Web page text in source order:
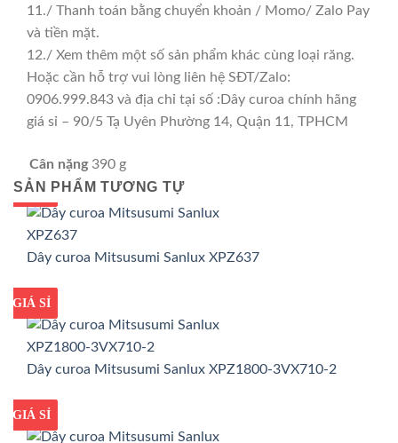
11./ Thanh toán bằng chuyển khoản / Momo/ Zalo Pay
và tiền mặt.
12./ Xem thêm một số sản phẩm khác cùng loại răng.
Hoặc cần hỗ trợ vui lòng liên hệ SĐT/Zalo:
0906.999.843 và địa chỉ tại số :Dây curoa chính hãng
giá sỉ – 90/5 Tạ Uyên Phường 14, Quận 11, TPHCM
Cân nặng 390 g
SẢN PHẨM TƯƠNG TỰ
GIÁ TỐT
GIÁ SỈ
Dây curoa Mitsusumi Sanlux XPZ637
GIÁ TỐT
GIÁ SỈ
Dây curoa Mitsusumi Sanlux XPZ1800-3VX710-2
GIÁ TỐT
GIÁ SỈ